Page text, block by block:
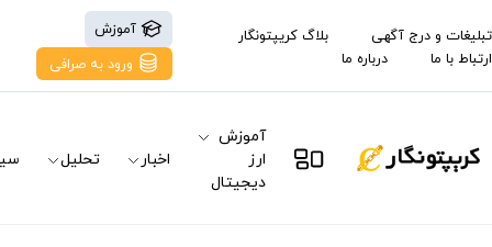
تبلیغات و درج آگهی
بلاگ کریپتونگار
ارتباط با ما
درباره ما
آموزش
ورود به صرافی
آموزش
ارز
دیجیتال
اخبار تحلیل